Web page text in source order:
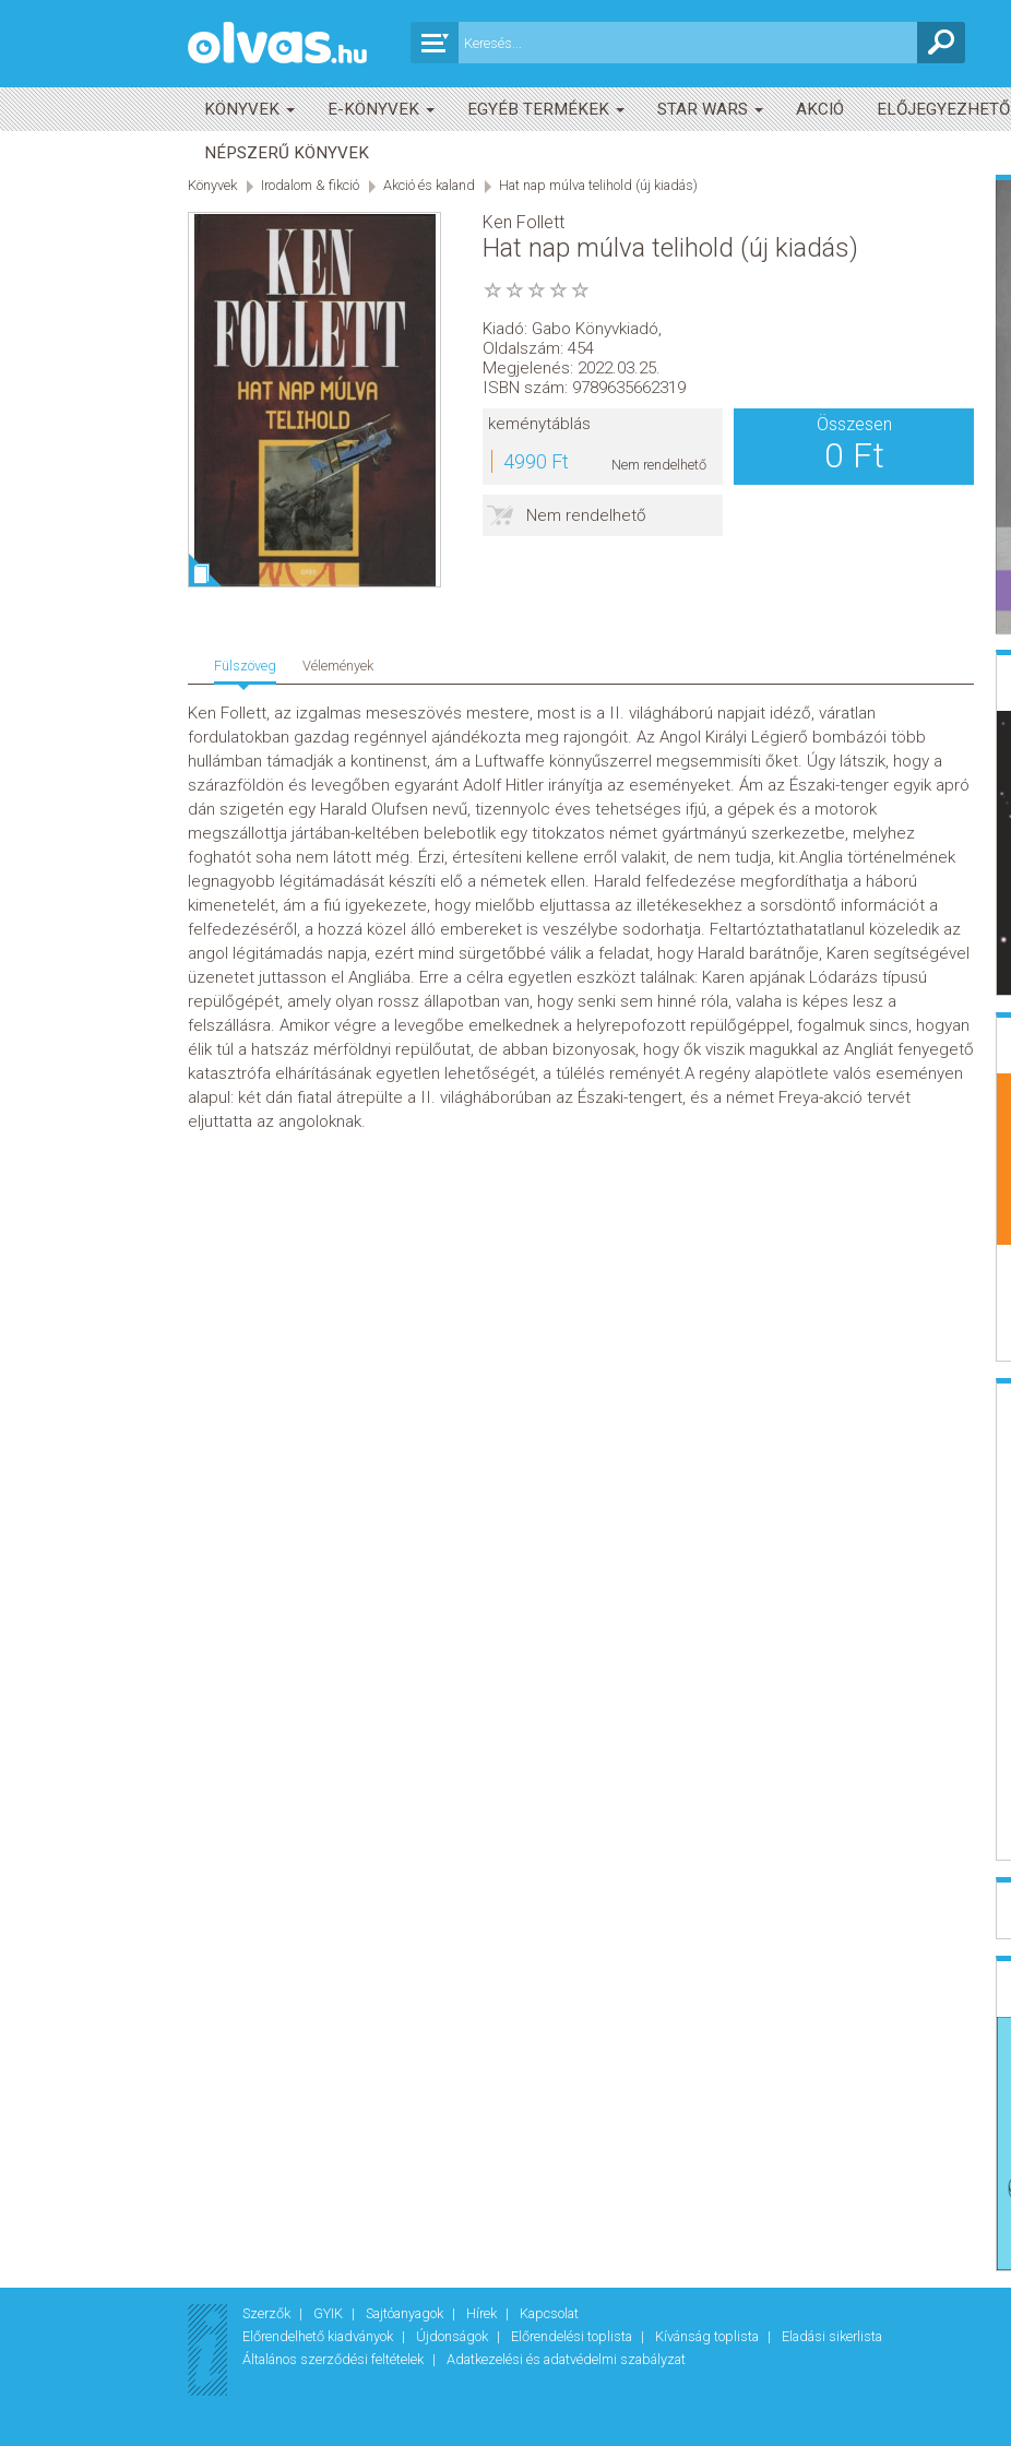
KÖNYVEK E-KÖNYVEK EGYÉB TERMÉKEK STAR WARS AKCIÓ ELŐJEGYEZHETŐ
NÉPSZERŰ KÖNYVEK
Könyvek Irodalom & fikció Akció és kaland Hat nap múlva telihold (új kiadás)
Ken Follett
Hat nap múlva telihold (új kiadás)
Kiadó: Gabo Könyvkiadó
Oldalszám: 454
Megjelenés: 2022.03.25.
ISBN szám: 9789635662319
Nem rendelhető
keménytáblás
4990 Ft Nem rendelhető
Összesen
0 Ft
Fülszöveg Vélemények
Ken Follett, az izgalmas meseszövés mestere, most is a II. világháború napjait idéző, váratlan
fordulatokban gazdag regénnyel ajándékozta meg rajongóit. Az Angol Királyi Légierő bombázói több
hullámban támadják a kontinenst, ám a Luftwaffe könnyűszerrel megsemmisíti őket. Úgy látszik, hogy a
szárazföldön és levegőben egyaránt Adolf Hitler irányítja az eseményeket. Ám az Északi-tenger egyik apró
dán szigetén egy Harald Olufsen nevű, tizennyolc éves tehetséges ifjú, a gépek és a motorok
megszállottja jártában-keltében belebotlik egy titokzatos német gyártmányú szerkezetbe, melyhez
foghatót soha nem látott még. Érzi, értesíteni kellene erről valakit, de nem tudja, kit.Anglia történelmének
legnagyobb légitámadását készíti elő a németek ellen. Harald felfedezése megfordíthatja a háború
kimenetelét, ám a fiú igyekezete, hogy mielőbb eljuttassa az illetékesekhez a sorsdöntő információt a
felfedezéséről, a hozzá közel álló embereket is veszélybe sodorhatja. Feltartóztathatatlanul közeledik az
angol légitámadás napja, ezért mind sürgetőbbé válik a feladat, hogy Harald barátnője, Karen segítségével
üzenetet juttasson el Angliába. Erre a célra egyetlen eszközt találnak: Karen apjának Lódarázs típusú
repülőgépét, amely olyan rossz állapotban van, hogy senki sem hinné róla, valaha is képes lesz a
felszállásra. Amikor végre a levegőbe emelkednek a helyrepofozott repülőgéppel, fogalmuk sincs, hogyan
élik túl a hatszáz mérföldnyi repülőutat, de abban bizonyosak, hogy ők viszik magukkal az Angliát fenyegető
katasztrófa elhárításának egyetlen lehetőségét, a túlélés reményét.A regény alapötlete valós eseményen
alapul: két dán fiatal átrepülte a II. világháborúban az Északi-tengert, és a német Freya-akció tervét
eljuttatta az angoloknak.
Szerzők GYIK Sajtóanyagok Hírek
Kapcsolat
Előrendelhető kiadványok
Újdonságok Előrendelési toplista Kívánság toplista
Eladási sikerlista
Általános szerződési feltételek
Adatkezelési és adatvédelmi szabályzat